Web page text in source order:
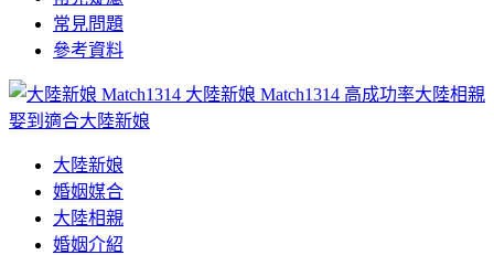
常見問題
參考資料
大陸新娘 Match1314 高成功率大陸相親
娶到適合大陸新娘
大陸新娘
婚姻媒合
大陸相親
婚姻介紹